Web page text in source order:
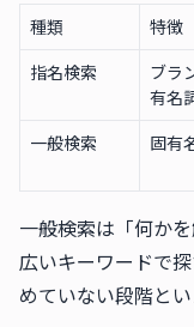
種類 特徴
指名検索
ブラ
有名
一般検索
固有
一般検索は「何か
広いキーワードで
めていない段階とい